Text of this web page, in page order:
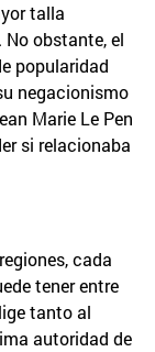
talla
obstante, el
popularidad
negacionismo
Marie Le Pen
si relacionaba
cada
tener entre
tanto al
autoridad de